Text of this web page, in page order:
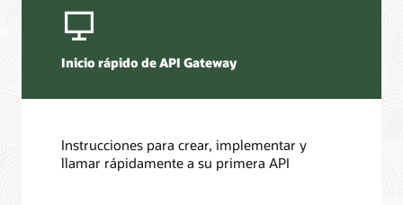
Inicio rápido de API Gateway
Instrucciones para crear, implementar y
llamar rápidamente a su primera API